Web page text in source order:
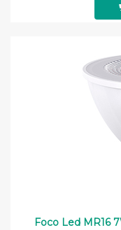
Foco Led MR16